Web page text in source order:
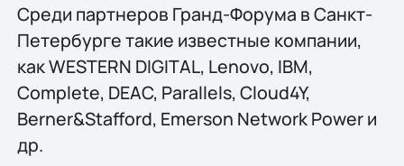
Среди партнеров Гранд-Форума в Санкт-
Петербурге такие известные компании,
как WESTERN DIGITAL, Lenovo, IBM,
Complete, DEAC, Parallels, Cloud4Y,
Berner&Stafford, Emerson Network Power и
др.